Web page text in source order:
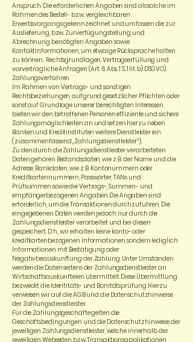
Anspruch. Die erforderlichen Angaben sind als solche im
Rahmen des Bestell- bzw. vergleichbaren
Erwerbsvorgangs gekennzeichnet und umfassen die zur
Auslieferung, bzw. Zurverfügungstellung und
Abrechnung benötigten Angaben sowie
Kontaktinformationen, um etwaige Rücksprache halten
zu können; Rechtsgrundlagen: Vertragserfüllung und
vorvertragliche Anfragen (Art. 6 Abs. 1 S. 1 lit. b) DSGVO).
Zahlungsverfahren
Im Rahmen von Vertrags- und sonstigen
Rechtsbeziehungen, aufgrund gesetzlicher Pflichten oder
sonst auf Grundlage unserer berechtigten Interessen
bieten wir den betroffenen Personen effiziente und sichere
Zahlungsmöglichkeiten an und setzen hierzu neben
Banken und Kreditinstituten weitere Dienstleister ein
(zusammenfassend „Zahlungsdienstleister“).
Zu den durch die Zahlungsdienstleister verarbeiteten
Daten gehören Bestandsdaten, wie z. B. der Name und die
Adresse, Bankdaten, wie z. B. Kontonummern oder
Kreditkartennummern, Passwörter, TANs und
Prüfsummen sowie die Vertrags-, Summen- und
empfängerbezogenen Angaben. Die Angaben sind
erforderlich, um die Transaktionen durchzuführen. Die
eingegebenen Daten werden jedoch nur durch die
Zahlungsdienstleister verarbeitet und bei diesen
gespeichert. D. h., wir erhalten keine konto- oder
kreditkartenbezogenen Informationen, sondern lediglich
Informationen mit Bestätigung oder
Negativbeauskunftung der Zahlung. Unter Umständen
werden die Daten seitens der Zahlungsdienstleister an
Wirtschaftsauskunfteien übermittelt. Diese Übermittlung
bezweckt die Identitäts- und Bonitätsprüfung. Hierzu
verweisen wir auf die AGB und die Datenschutzhinweise
der Zahlungsdienstleister.
Für die Zahlungsgeschäfte gelten die
Geschäftsbedingungen und die Datenschutzhinweise der
jeweiligen Zahlungsdienstleister, welche innerhalb der
jeweiligen Webseiten bzw. Transaktionsapplikationen